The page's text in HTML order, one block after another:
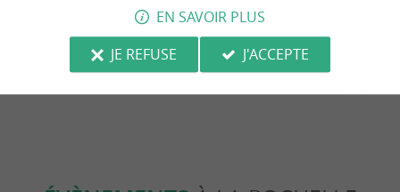
Une édition 2026 mémorable aux
Francofolies de La Rochelle
271 m - La Rochelle
traditions
EN SAVOIR PLUS
JE REFUSE
J'ACCEPTE